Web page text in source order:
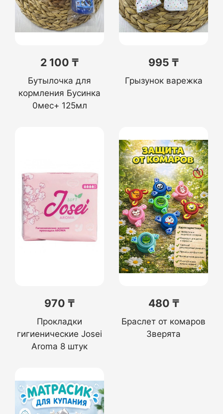
2 100 ₸
Бутылочка для
кормления Бусинка
0мес+ 125мл
995 ₸
Грызунок варежка
970 ₸
Прокладки
гигиенические Josei
Aroma 8 штук
480 ₸
Браслет от комаров
Зверята